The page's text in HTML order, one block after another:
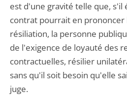
est d'une gravité telle que, s'il
contrat pourrait en prononcer
résiliation, la personne
de l'exigence de loyauté des
contractuelles, résilier
sans qu'il soit besoin qu'elle
juge.